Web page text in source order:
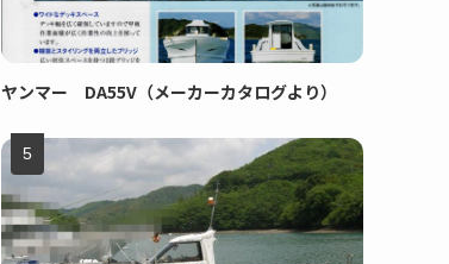
ヤンマー DA55V（メーカーカタログより）